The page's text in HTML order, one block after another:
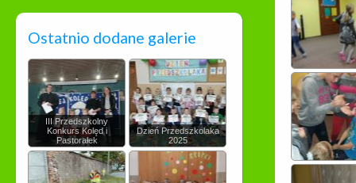
Ostatnio dodane galerie
III Przedszkolny
Konkurs Kolęd i
Pastorałek
Dzień Przedszkolaka
2025